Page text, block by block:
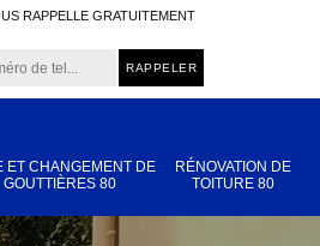
RAPPELLE GRATUITEMENT
ET CHANGEMENT DE
GOUTTIÈRES 80
RÉNOVATION DE
TOITURE 80